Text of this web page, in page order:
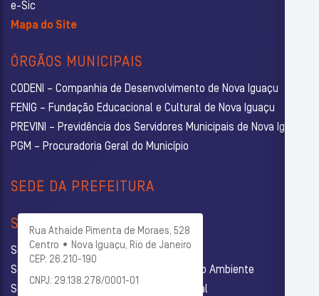
e-Sic
Mapa do Site
ÓRGÃOS MUNICIPAIS
CODENI – Companhia de Desenvolvimento de Nova Iguaçu
FENIG – Fundação Educacional e Cultural de Nova Iguaçu
PREVINI – Previdência dos Servidores Municipais de Nova Iguaçu
PGM – Procuradoria Geral do Município
SEDE DA PREFEITURA
Rua Athaide Pimenta de Moraes, 528
Centro • Nova Iguaçu, Rio de Janeiro
CEP: 26.210-190
CNPJ: 29.138.278/0001-01
SECRETARIAS
Secretaria Municipal de Administração
Secretaria Municipal de Agricultura e Meio Ambiente
Secretaria Municipal de Assistência Social